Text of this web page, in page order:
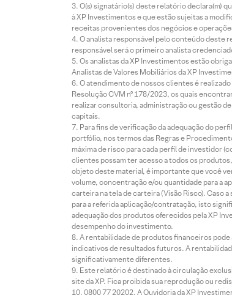
O(s) signatário(s) deste relatório declara(m)
à XP Investimentos e que estão sujeitas a
receitas provenientes dos negócios e
O analista responsável pelo conteúdo deste
responsável será o primeiro analista
Os analistas da XP Investimentos estão
Analistas de Valores Mobiliários da XP
O atendimento de nossos clientes é
Resolução CVM nº 178/2023, os quais
realizar consultoria, administração ou gestão
capitais.
Para fins de verificação da adequação do
portfólio, nos termos das Regras e
máxima de risco para cada perfil de investidor
clientes possam ter acesso a todos os
objeto deste material, é importante que você
volume, concentração e/ou quantidade para a
carteira na tela de carteira (Visão Risco). Caso
para a referida aplicação/contratação, isto
adequação dos produtos oferecidos pela XP
desempenho do investimento.
A rentabilidade de produtos financeiros
indicativos de resultados futuros. A
significativamente diferentes.
Este relatório é destinado à circulação
site da XP. Fica proibida sua reprodução ou
0800 77 20202. A Ouvidoria da XP